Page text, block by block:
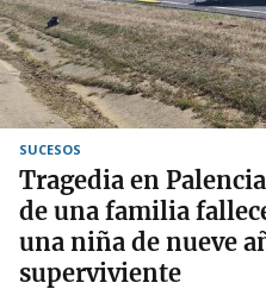
SUCESOS
Tragedia en
de una familia
una niña de nueve
superviviente